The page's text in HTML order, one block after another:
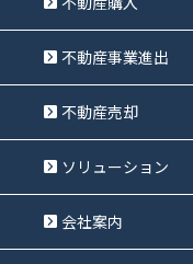
不動産事業進出
不動産売却
ソリューション
会社案内